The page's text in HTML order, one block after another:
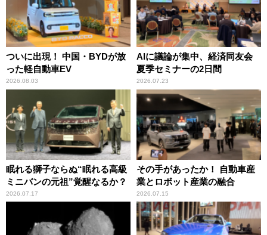
ついに出現！ 中国・BYDが放
った軽自動車EV
2026.08.03
AIに議論が集中、経済同友会
夏季セミナーの2日間
2026.07.23
眠れる獅子ならぬ“眠れる高級
ミニバンの元祖”覚醒なるか？
2026.07.17
その手があったか！ 自動車産
業とロボット産業の融合
2026.07.15